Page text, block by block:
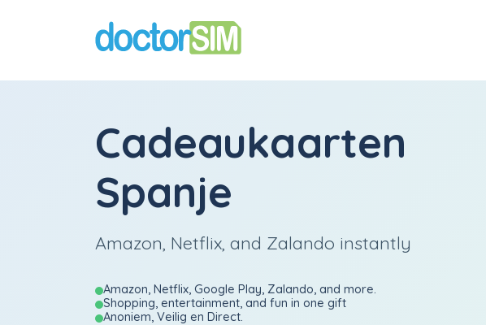
Cadeaukaarten
Spanje
Amazon, Netflix, and Zalando instantly
Amazon, Netflix, Google Play, Zalando, and more.
Shopping, entertainment, and fun in one gift
Anoniem, Veilig en Direct.